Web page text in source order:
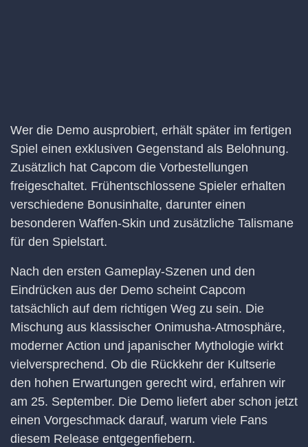
Wer die Demo ausprobiert, erhält später im fertigen
Spiel einen exklusiven Gegenstand als Belohnung.
Zusätzlich hat Capcom die Vorbestellungen
freigeschaltet. Frühentschlossene Spieler erhalten
verschiedene Bonusinhalte, darunter einen
besonderen Waffen-Skin und zusätzliche Talismane
für den Spielstart.
Nach den ersten Gameplay-Szenen und den
Eindrücken aus der Demo scheint Capcom
tatsächlich auf dem richtigen Weg zu sein. Die
Mischung aus klassischer Onimusha-Atmosphäre,
moderner Action und japanischer Mythologie wirkt
vielversprechend. Ob die Rückkehr der Kultserie
den hohen Erwartungen gerecht wird, erfahren wir
am 25. September. Die Demo liefert aber schon jetzt
einen Vorgeschmack darauf, warum viele Fans
diesem Release entgegenfiebern.